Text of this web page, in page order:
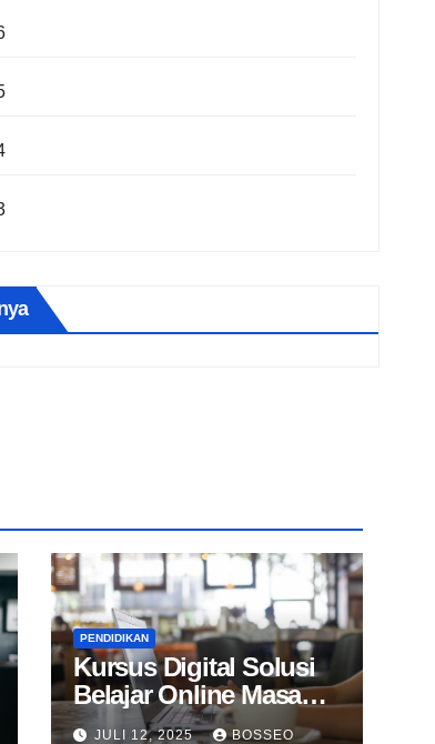
PENDIDIKAN
Kursus Digital Solusi
Belajar Online Masa
KiniJULI 12, 2025 BOSSEO